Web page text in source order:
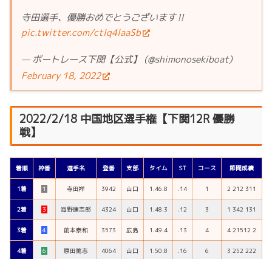
寺田選手、優勝おめでとうございます‼
pic.twitter.com/ctlq4laaSb
— ボートレース下関【公式】 (@shimonosekiboat)
February 18, 2022
2022/2/18 中国地区選手権【下関12R 優勝
戦】
着順 枠番 選手名 登番 支部 タイム ST コース 節間成績
1着 １ 寺田祥 3942 山口 1.46.8 .14 1 2 212 311
2着 ３ 海野康志郎 4324 山口 1.48.3 .12 3 1 342 131
3着 ４ 前本泰和 3573 広島 1.49.4 .13 4 4 21512 2
4着 ６ 原田篤志 4064 山口 1.50.8 .16 6 3 252 222